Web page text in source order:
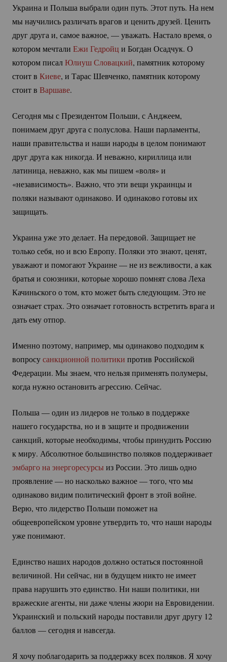
Украина и Польша выбрали один путь. Этот путь. На нем
мы научились различать врагов и ценить друзей. Ценить
друг друга и, самое важное, — уважать. Настало время, о
котором мечтали Ежи Гедройц и Богдан Осадчук. О
котором писалЮлиуш Словацкий, памятник которому
стоит в Киеве, и Тарас Шевченко, памятник которому
стоит в Варшаве.
Сегодня мы с Президентом Польши, с Анджеем,
понимаем друг друга с полуслова. Наши парламенты,
наши правительства и наши народы в целом понимают
друг друга как никогда. И неважно, кириллица или
латиница, неважно, как мы пишем «воля» и
«независимость». Важно, что эти вещи украинцы и
поляки называют одинаково. И одинаково готовы их
защищать.
Украина уже это делает. На передовой. Защищает не
только себя, но и всю Европу. Поляки это знают, ценят,
уважают и помогают Украине — не из вежливости, а как
братья и союзники, которые хорошо помнят слова Леха
Качиньского о том, кто может быть следующим. Это не
означает страх. Это означает готовность встретить врага и
дать ему отпор.
Именно поэтому, например, мы одинаково подходим к
вопросусанкционной политики против Российской
Федерации. Мы знаем, что нельзя применять полумеры,
когда нужно остановить агрессию. Сейчас.
Польша — один из лидеров не только в поддержке
нашего государства, но и в защите и продвижении
санкций, которые необходимы, чтобы принудить Россию
к миру. Абсолютное большинство поляков поддерживает
эмбарго на энергоресурсы из России. Это лишь одно
проявление — но насколько важное — того, что мы
одинаково видим политический фронт в этой войне.
Верю, что лидерство Польши поможет на
общеевропейском уровне утвердить то, что наши народы
уже понимают.
Единство наших народов должно остаться постоянной
величиной. Ни сейчас, ни в будущем никто не имеет
права нарушить это единство. Ни наши политики, ни
вражеские агенты, ни даже члены жюри на Евровидении.
Украинский и польский народы поставили друг другу 12
баллов — сегодня и навсегда.
Я хочу поблагодарить за поддержку всех поляков. Я хочу